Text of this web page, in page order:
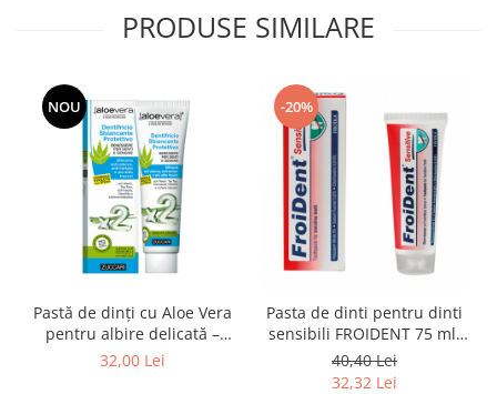
PRODUSE SIMILARE
NOU
Pastă de dinți cu Aloe Vera
pentru albire delicată –
Zuccari Protective
32,00 Lei
-20%
Pasta de dinti pentru dinti
sensibili FROIDENT 75 ml,
Froika
40,40 Lei
32,32 Lei